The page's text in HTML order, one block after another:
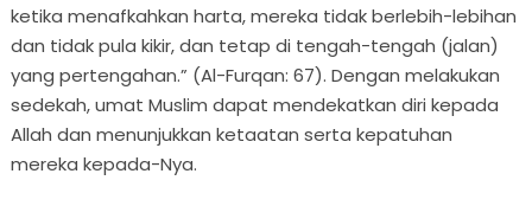
ketika menafkahkan harta, mereka tidak berlebih-lebihan
dan tidak pula kikir, dan tetap di tengah-tengah (jalan)
yang pertengahan.” (Al-Furqan: 67). Dengan melakukan
sedekah, umat Muslim dapat mendekatkan diri kepada
Allah dan menunjukkan ketaatan serta kepatuhan
mereka kepada-Nya.